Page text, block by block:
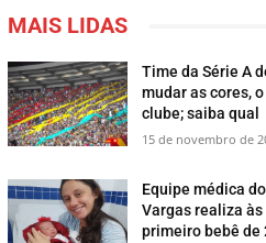
MAIS LIDAS
Time da Série A
mudar as cores,
clube; saiba qual
15 de novembro de
Equipe médica
Vargas realiza
primeiro bebê de